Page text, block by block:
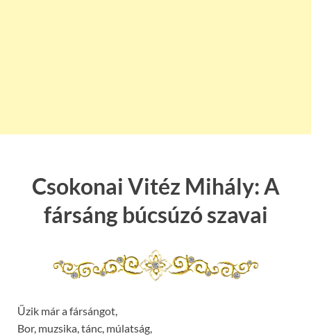
Csokonai Vitéz Mihály: A
fársáng búcsúzó szavai
Űzik már a fársángot,
Bor, muzsika, tánc, múlatság,